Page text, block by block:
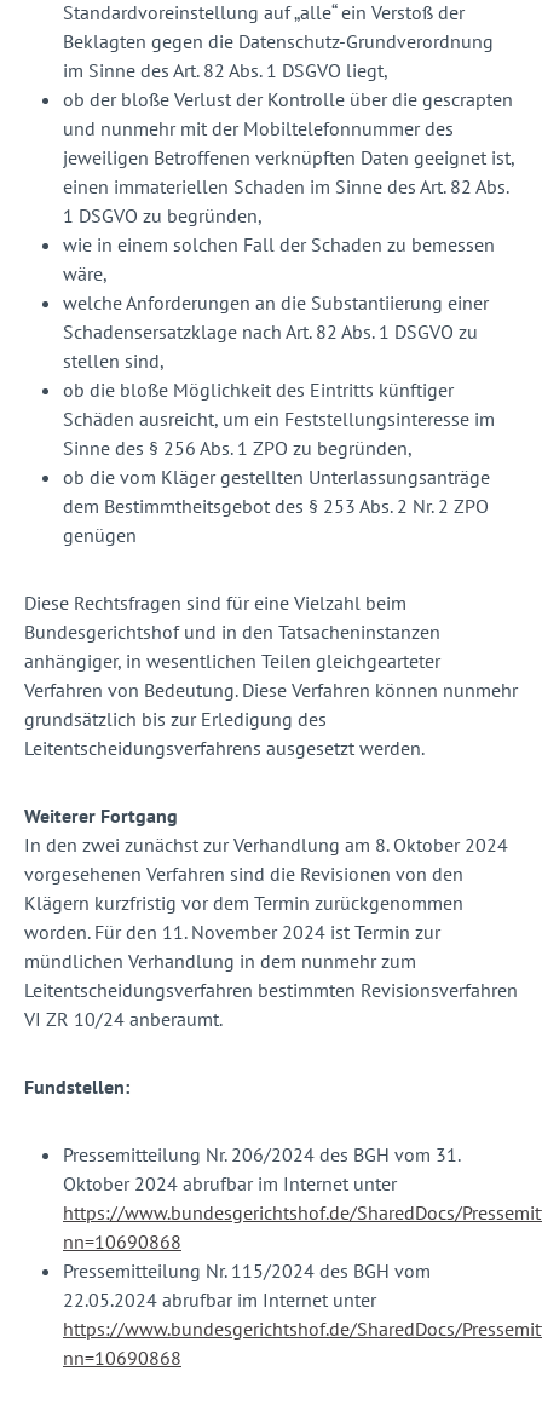
Standardvoreinstellung auf „alle“ ein Verstoß der
Beklagten gegen die Datenschutz-Grundverordnung
im Sinne des Art. 82 Abs. 1 DSGVO liegt,
ob der bloße Verlust der Kontrolle über die gescrapten
und nunmehr mit der Mobiltelefonnummer des
jeweiligen Betroffenen verknüpften Daten geeignet ist,
einen immateriellen Schaden im Sinne des Art. 82 Abs.
1 DSGVO zu begründen,
wie in einem solchen Fall der Schaden zu bemessen
wäre,
welche Anforderungen an die Substantiierung einer
Schadensersatzklage nach Art. 82 Abs. 1 DSGVO zu
stellen sind,
ob die bloße Möglichkeit des Eintritts künftiger
Schäden ausreicht, um ein Feststellungsinteresse im
Sinne des § 256 Abs. 1 ZPO zu begründen,
ob die vom Kläger gestellten Unterlassungsanträge
dem Bestimmtheitsgebot des § 253 Abs. 2 Nr. 2 ZPO
genügen
Diese Rechtsfragen sind für eine Vielzahl beim
Bundesgerichtshof und in den Tatsacheninstanzen
anhängiger, in wesentlichen Teilen gleichgearteter
Verfahren von Bedeutung. Diese Verfahren können nunmehr
grundsätzlich bis zur Erledigung des
Leitentscheidungsverfahrens ausgesetzt werden.
Weiterer Fortgang
In den zwei zunächst zur Verhandlung am 8. Oktober 2024
vorgesehenen Verfahren sind die Revisionen von den
Klägern kurzfristig vor dem Termin zurückgenommen
worden. Für den 11. November 2024 ist Termin zur
mündlichen Verhandlung in dem nunmehr zum
Leitentscheidungsverfahren bestimmten Revisionsverfahren
VI ZR 10/24 anberaumt.
Fundstellen:
Pressemitteilung Nr. 206/2024 des BGH vom 31.
Oktober 2024 abrufbar im Internet unter
https://www.bundesgerichtshof.de/SharedDocs/
nn=10690868
Pressemitteilung Nr. 115/2024 des BGH vom
22.05.2024 abrufbar im Internet unter
https://www.bundesgerichtshof.de/SharedDocs/
nn=10690868